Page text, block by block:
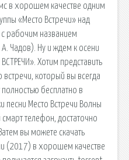
в хорошем качестве одним
«Место Встречи» над
рабочим названием
Чадов). Ну и ждем к осени
Хотим представить
который вы всегда
бесплатно в
песни Место Встречи Волны
телефон, достаточно
вы можете скачать
(2017) в хорошем качестве